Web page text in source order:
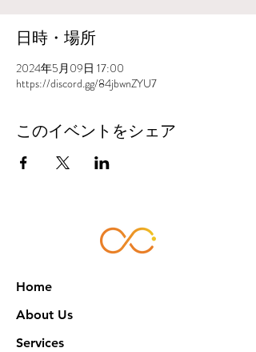
日時・場所
2024年5月09日 17:00
https://discord.gg/84jbwnZYU7
このイベントをシェア
Home
About Us
Services